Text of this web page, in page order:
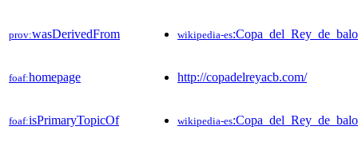
prov:wasDerivedFrom wikipedia-es
foaf:homepage http://copadelreyacb.com/
foaf:isPrimaryTopicOf wikipedia-es